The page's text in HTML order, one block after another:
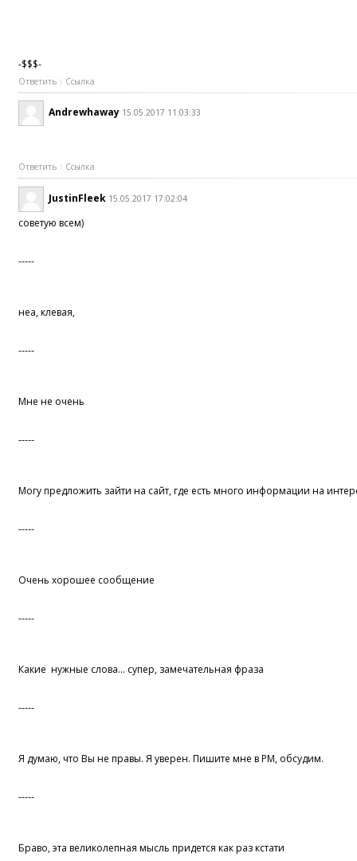
-$$$-
Ответить Ссылка
Andrewhaway 15.05.2017 11:03:33
Ответить Ссылка
JustinFleek 15.05.2017 17:02:04
советую всем)
-----
неа, клевая,
-----
Мне не очень
-----
Могу предложить зайти на сайт, где есть много информации на
-----
Очень хорошее сообщение
-----
Какие нужные слова... супер, замечательная фраза
-----
Я думаю, что Вы не правы. Я уверен. Пишите мне в PM, обсудим.
-----
Браво, эта великолепная мысль придется как раз кстати